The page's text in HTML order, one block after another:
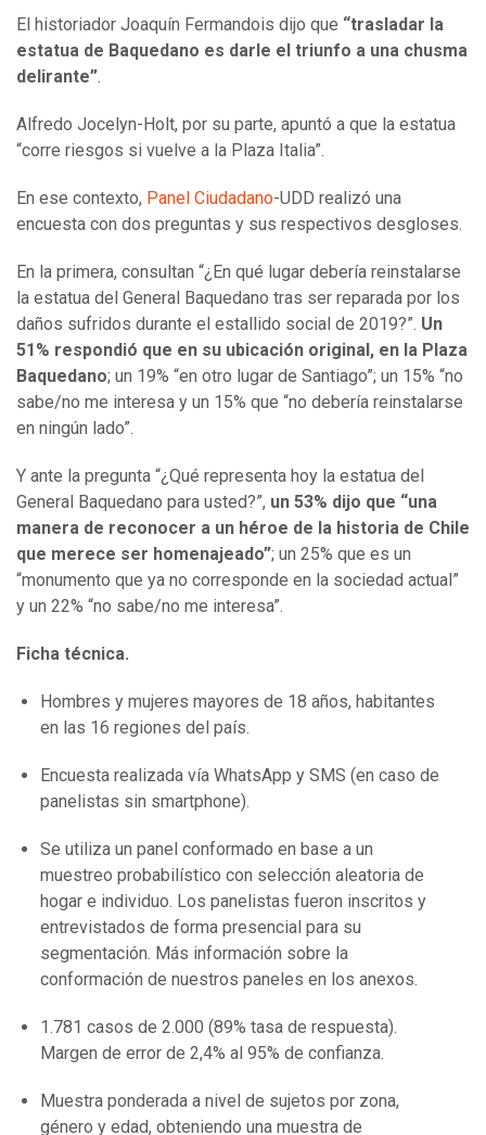
El historiador Joaquín Fermandois dijo que “trasladar la
estatua de Baquedano es darle el triunfo a una chusma
delirante”.
Alfredo Jocelyn-Holt, por su parte, apuntó a que la estatua
“corre riesgos si vuelve a la Plaza Italia”.
En ese contexto, Panel Ciudadano-UDD realizó una
encuesta con dos preguntas y sus respectivos desgloses.
En la primera, consultan “¿En qué lugar debería reinstalarse
la estatua del General Baquedano tras ser reparada por los
daños sufridos durante el estallido social de 2019?”. Un
51% respondió que en su ubicación original, en la Plaza
Baquedano; un 19% “en otro lugar de Santiago”; un 15% “no
sabe/no me interesa y un 15% que “no debería reinstalarse
en ningún lado”.
Y ante la pregunta “¿Qué representa hoy la estatua del
General Baquedano para usted?”, un 53% dijo que “una
manera de reconocer a un héroe de la historia de Chile
que merece ser homenajeado”; un 25% que es un
“monumento que ya no corresponde en la sociedad actual”
y un 22% “no sabe/no me interesa”.
Ficha técnica.
Hombres y mujeres mayores de 18 años, habitantes
en las 16 regiones del país.
Encuesta realizada vía WhatsApp y SMS (en caso de
panelistas sin smartphone).
Se utiliza un panel conformado en base a un
muestreo probabilístico con selección aleatoria de
hogar e individuo. Los panelistas fueron inscritos y
entrevistados de forma presencial para su
segmentación. Más información sobre la
conformación de nuestros paneles en los anexos.
1.781 casos de 2.000 (89% tasa de respuesta).
Margen de error de 2,4% al 95% de confianza.
Muestra ponderada a nivel de sujetos por zona,
género y edad, obteniendo una muestra de